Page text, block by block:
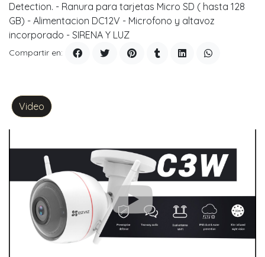
Detection. - Ranura para tarjetas Micro SD ( hasta 128
GB) - Alimentacion DC12V - Microfono y altavoz
incorporado - SIRENA Y LUZ
Compartir en:
Video